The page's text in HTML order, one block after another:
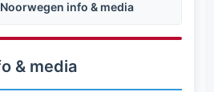
info & media
& media